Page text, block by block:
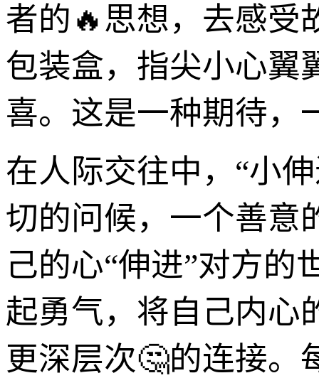
者的🔥思想，去感受
包装盒，指尖小心翼
喜。这是一种期待，
在人际交往中，“小
切的问候，一个善意
己的心“伸进”对方的
起勇气，将自己内心
更深层次🤔的连接。